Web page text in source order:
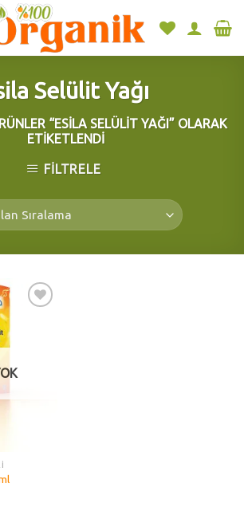
Selülit Yağı
“ESILA SELÜLIT YAĞI” OLARAK
ETIKETLENDI
FILTRELE